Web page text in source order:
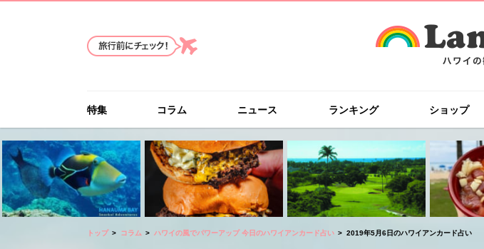
特集 コラム ニュース ランキング ショップ
トップ コラム ハワイの風でパワーアップ 今日のハワイアンカード占い 2019年5月6日のハワイアンカード占い